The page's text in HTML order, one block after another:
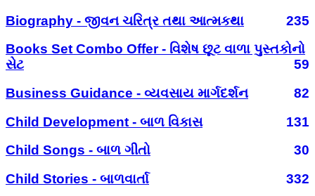
Biography - જીવન ચરિત્ર તથા આત્મકથા
235
Books Set Combo Offer - વિશેષ છૂટ વાળા પુસ્તકોનો
સેટ
59
Business Guidance - વ્યવસાય માર્ગદર્શન
82
Child Development - બાળ વિકાસ
131
Child Songs - બાળ ગીતો
30
Child Stories - બાળવાર્તા
332